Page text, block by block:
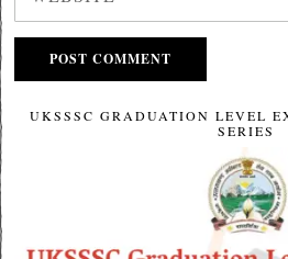
UKSSSC GRADUATION LEVEL
SERIES